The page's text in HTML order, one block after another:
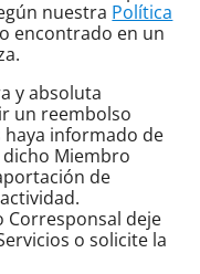
nuestra Política
encontrado en un
y absoluta
un reembolso
informado de
Miembro
de
Corresponsal deje
o solicite la